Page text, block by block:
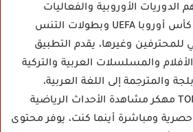
الدوريات الأوروبية والفعاليات
الرياضية العالمية، مثل كأس أوروبا UEFA وبطولات التنس
للمحترفين وغيرها، يقدم التطبيق
والمسلسلات العربية والتركية
والمترجمة إلى اللغة العربية،
وكمان يتيح تطبيق TOD tv مهكر مشاهدة الأحداث الرياضية
ومباشرة أينما كنت، يوفر محتوى